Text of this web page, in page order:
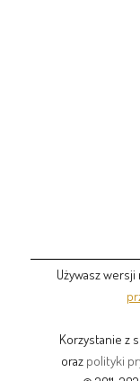
Używasz
Korzystanie z
oraz polityki